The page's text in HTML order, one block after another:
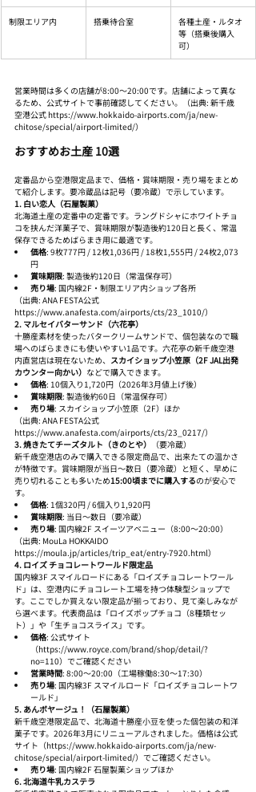
制限エリア内 搭乗待合室
各種土産・ルタオ
等（搭乗後購入
可）
営業時間は多くの店舗が8:00〜20:00です。店舗によって異な
るため、公式サイトで事前確認してください。（出典: 新千歳
空港公式 https://www.hokkaido-airports.com/ja/new-
chitose/special/airport-limited/）
おすすめお土産 10選
定番品から空港限定品まで、価格・賞味期限・売り場をまとめ
て紹介します。要冷蔵品は記号（要冷蔵）で示しています。
1. 白い恋人（石屋製菓）
北海道土産の定番中の定番です。ラングドシャにホワイトチョ
コを挟んだ洋菓子で、賞味期限が製造後約120日と長く、常温
保存できるためばらまき用に最適です。
価格: 9枚777円 / 12枚1,036円 / 18枚1,555円 / 24枚2,073
円
賞味期限: 製造後約120日（常温保存可）
売り場: 国内線2F・制限エリア内ショップ各所
（出典: ANA FESTA公式
https://www.anafesta.com/airports/cts/23_1010/）
2. マルセイバターサンド（六花亭）
十勝産素材を使ったバタークリームサンドで、個包装なので職
場へのばらまきにも使いやすい1品です。六花亭の新千歳空港
内直営店は現在ないため、 スカイショップ小笠原（2F JAL出発
カウンター向かい） などで購入できます。
価格: 10個入り1,720円（2026年3月値上げ後）
賞味期限: 製造後約60日（常温保存可）
売り場: スカイショップ小笠原（2F）ほか
（出典: ANA FESTA公式
https://www.anafesta.com/airports/cts/23_0217/）
3. 焼きたてチーズタルト（きのとや）
（要冷蔵）
新千歳空港店のみで購入できる限定商品で、出来たての温かさ
が特徴です。賞味期限が当日〜数日（要冷蔵）と短く、早めに
売り切れることも多いため15:00頃までに購入するのが安心で
す。
価格: 1個320円 / 6個入り1,920円
賞味期限: 当日〜数日（要冷蔵）
売り場: 国内線2F スイーツアベニュー（8:00〜20:00）
（出典: MouLa HOKKAIDO
https://moula.jp/articles/trip_eat/entry-7920.html）
4. ロイズ チョコレートワールド限定品
国内線3F スマイルロードにある「ロイズチョコレートワール
ド」は、空港内にチョコレート工場を持つ体験型ショップで
す。ここでしか買えない限定品が揃っており、見て楽しみなが
ら選べます。代表商品は「ロイズポップチョコ（8種類セッ
ト）」や「生チョコスライス」です。
価格: 公式サイト
（https://www.royce.com/brand/shop/detail/?
no=110）でご確認ください
営業時間: 8:00〜20:00（工場稼働8:30〜17:30）
売り場: 国内線3F スマイルロード「ロイズチョコレートワ
ールド」
5. あんボヤージュ！（石屋製菓）
新千歳空港限定品で、北海道十勝産小豆を使った個包装の和洋
菓子です。2026年3月にリニューアルされました。価格は公式
サイト（https://www.hokkaido-airports.com/ja/new-
chitose/special/airport-limited/）でご確認ください。
売り場: 国内線2F 石屋製菓ショップほか
6. 北海道牛乳カステラ